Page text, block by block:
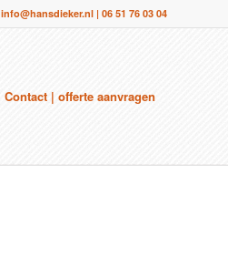
info@hansdieker.nl | 06 51 76 03 04
Contact | offerte aanvragen